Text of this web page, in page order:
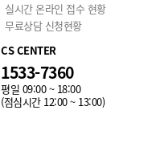
실시간 온라인 접수 현황
무료상담 신청현황
CS CENTER
1533-7360
평일 09:00 ~ 18:00
(점심시간 12:00 ~ 13:00)